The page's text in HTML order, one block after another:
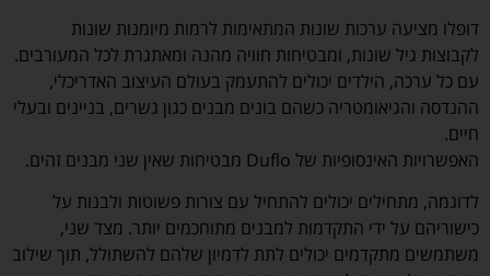
דופלו מציעה ערכות שונות המתאימות לרמות מיומנות שונות
לקבוצות גיל שונות, ומבטיחות חוויה מהנה ומאתגרת לכל המעורבים.
עם כל ערכה, הילדים יכולים להתעמק בעולם העיצוב האדריכלי,
ההנדסה והגיאומטריה כשהם בונים מבנים כגון גשרים, בניינים ובעלי
חיים.
האפשרויות האינסופיות של Duflo מבטיחות שאין שני מבנים זהים.
לדוגמה, מתחילים יכולים להתחיל עם צורות פשוטות ולבנות על
כישוריהם על ידי התקדמות למבנים מתוחכמים יותר. מצד שני,
משתמשים מתקדמים יכולים לתת לדמיון שלהם להשתולל, תוך שילוב